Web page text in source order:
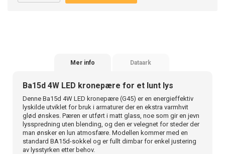
Mer info Dataark
Ba15d 4W LED kronepære for et lunt lys
Denne Ba15d 4W LED kronepære (G45) er en energieffektiv
lyskilde utviklet for bruk i armaturer der en ekstra varmhvit
glød ønskes. Pæren er utført i matt glass, noe som gir en jevn
lysspredning uten blending, og den er velegnet for steder der
man ønsker en lun atmosfære. Modellen kommer med en
standard BA15d-sokkel og er fullt dimbar for enkel justering
av lysstyrken etter behov.